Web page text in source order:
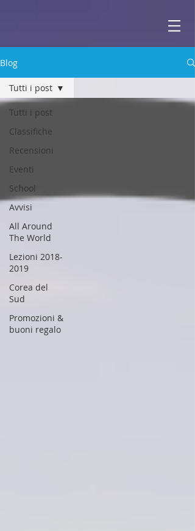
Scuola di
Blog
Tutti i post
Classifiche
Recensioni
Eventi
School
Avvisi
All Around
The World
Lezioni 2018-
2019
Corea del
Sud
Promozioni &
buoni regalo
Tutti i post